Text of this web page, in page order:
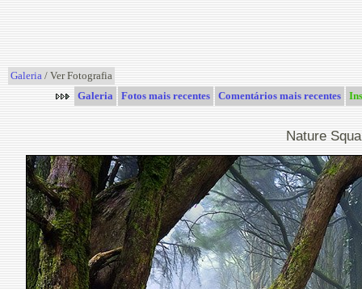
Galeria / Ver Fotografia
Galeria
Fotos mais recentes Comentários mais recentes
Nature